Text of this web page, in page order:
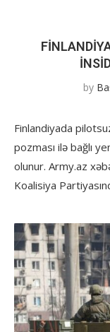
by
Finlandiyada
pozması ilə bağlı
olunur. Army.az
Koalisiya